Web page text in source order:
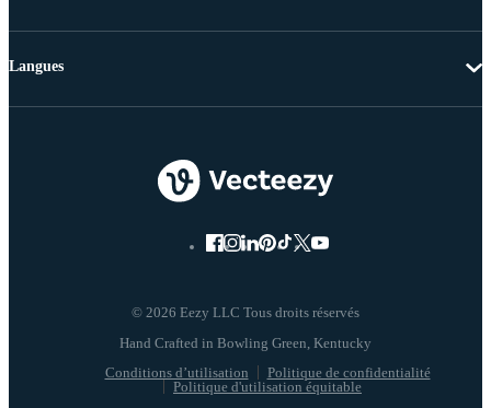
© 2026 Eezy LLC Tous droits réservés
Conditions d’utilisation
Politique de confidentialité
Politique d'utilisation équitable
Langues